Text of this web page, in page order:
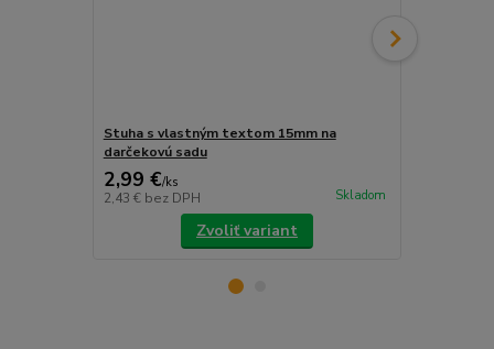
Stuha s vlastným textom 15mm na
darčekovú sadu
2,99 €/ks
2,43 € bez DPH Skladom
Zvoliť variant